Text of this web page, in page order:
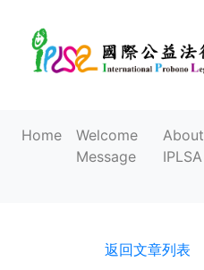
Home
Welcome
Message
About
IPLSA
返回文章列表